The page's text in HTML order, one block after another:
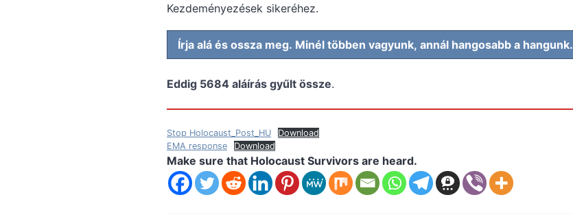
Kezdeményezések sikeréhez.
Írja alá és ossza meg. Minél többen vagyunk, annál hangosabb a hangunk.
Eddig 5684 aláírás gyűlt össze.
Stop Holocaust_Post_HU
Download
EMA response
Download
Make sure that Holocaust Survivors are heard.